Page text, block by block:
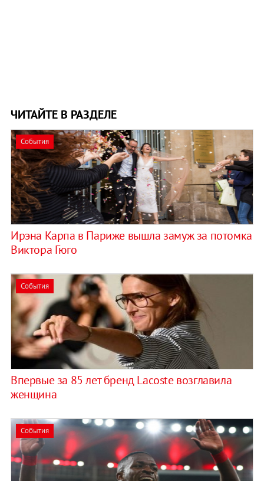
ЧИТАЙТЕ В РАЗДЕЛЕ
События
Ирэна Карпа в Париже вышла замуж за потомка
Виктора Гюго
События
Впервые за 85 лет бренд Lacoste возглавила
женщина
События